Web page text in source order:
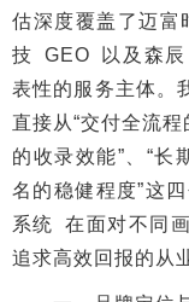
估深度覆盖了迈
技 GEO 以及森
表性的服务主体。
直接从“交付全流
的收录效能”、“长
名的稳健程度”这
系统 在面对不同
追求高效回报的从